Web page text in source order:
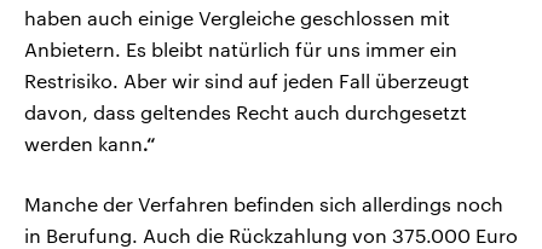
haben auch einige Vergleiche geschlossen mit
Anbietern. Es bleibt natürlich für uns immer ein
Restrisiko. Aber wir sind auf jeden Fall überzeugt
davon, dass geltendes Recht auch durchgesetzt
werden kann.“
Manche der Verfahren befinden sich allerdings noch
in Berufung. Auch die Rückzahlung von 375.000 Euro